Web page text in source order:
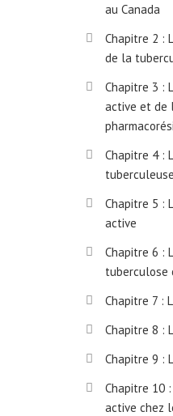
au Canada
Chapitre 2 :
de la
Chapitre 3 :
active et de
Chapitre 4 :
tuberculeuse
Chapitre 5 :
active
Chapitre 6 :
tuberculose
Chapitre 7 :
Chapitre 8 :
Chapitre 9 :
Chapitre 10
active chez